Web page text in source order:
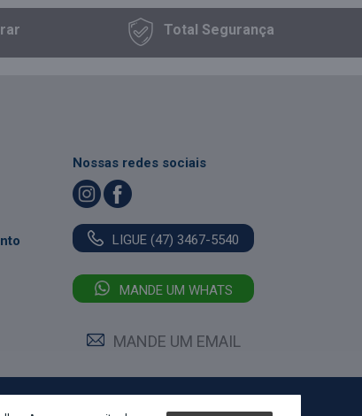
Total Segurança
Nossas redes sociais
LIGUE (47) 3467-5540
MANDE UM WHATS
MANDE UM EMAIL